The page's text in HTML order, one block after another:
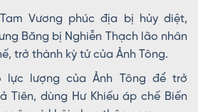
Vương phúc địa bị hủy diệt,
Băng bị Nghiễn Thạch lão nhân
trở thành kỳ tử của Ảnh Tông.
lực lượng của Ảnh Tông để trở
Tiên, dùng Hư Khiếu áp chế Biến